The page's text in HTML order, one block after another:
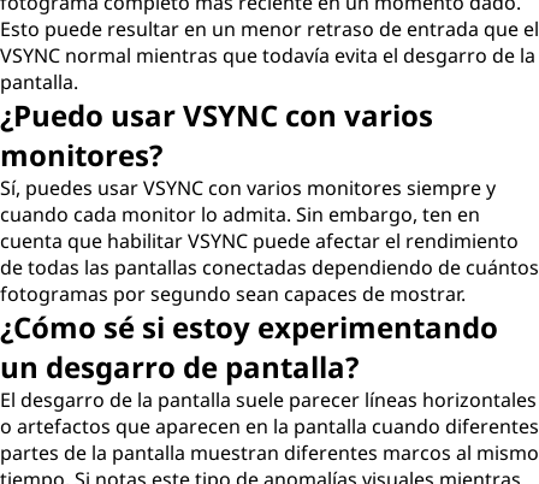
Esto puede resultar en un menor retraso de entrada que el
VSYNC normal mientras que todavía evita el desgarro de la
pantalla.
¿Puedo usar VSYNC con varios
monitores?
Sí, puedes usar VSYNC con varios monitores siempre y
cuando cada monitor lo admita. Sin embargo, ten en
cuenta que habilitar VSYNC puede afectar el rendimiento
de todas las pantallas conectadas dependiendo de cuántos
fotogramas por segundo sean capaces de mostrar.
¿Cómo sé si estoy experimentando
un desgarro de pantalla?
El desgarro de la pantalla suele parecer líneas horizontales
o artefactos que aparecen en la pantalla cuando diferentes
partes de la pantalla muestran diferentes marcos al mismo